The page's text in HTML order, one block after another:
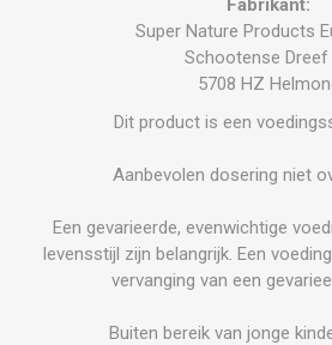
Fabrikant:
Super Nature Products
Schootense Dreef
5708 HZ
Dit product is een
Aanbevolen dosering niet
Een gevarieerde, evenwichtige
levensstijl zijn belangrijk. Een
vervanging van een
Buiten bereik van jonge